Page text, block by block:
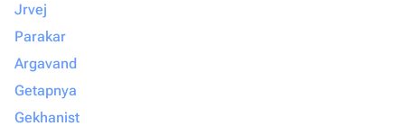
Jrvej
Parakar
Argavand
Getapnya
Gekhanist